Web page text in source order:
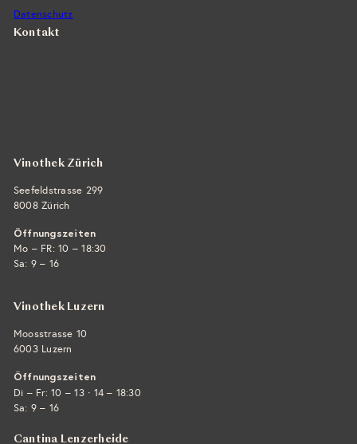
Datenschutz
Kontakt
Vinothek Zürich
Seefeldstrasse 299
8008 Zürich
Öffnungszeiten
Mo – FR: 10 – 18:30
Sa: 9 – 16
Vinothek Luzern
Moosstrasse 10
6003 Luzern
Öffnungszeiten
Di – Fr: 10 – 13 · 14 – 18:30
Sa: 9 – 16
Cantina Lenzerheide